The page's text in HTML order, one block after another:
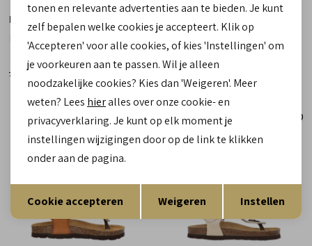
Kipling
Pepita 1 12365111 rose
52,90 21,99
Fabio 12265501 grijs
57,90 23,99
Sale Sale
Terug Opslaan
tonen en relevante advertenties aan te bieden. Je kunt
zelf bepalen welke cookies je accepteert. Klik op
'Accepteren' voor alle cookies, of kies 'Instellingen' om
je voorkeuren aan te passen. Wil je alleen
noodzakelijke cookies? Kies dan 'Weigeren'. Meer
weten? Lees hieralles over onze cookie- en
privacyverklaring. Je kunt op elk moment je
instellingen wijzigingen door op de link te klikken
onder aan de pagina.
Cookie accepteren Weigeren Instellen